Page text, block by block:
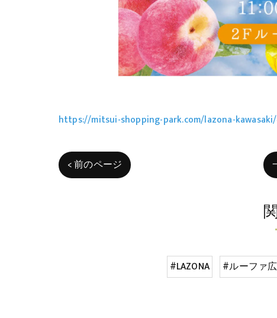
https://mitsui-shopping-park.com/lazona-
< 前のページ
#LAZONA #ルーファ